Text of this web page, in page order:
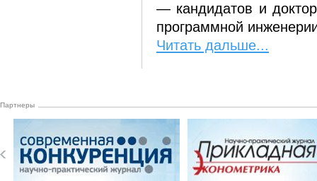
— кандидатов и
программной
Читать дальше...
Партнеры